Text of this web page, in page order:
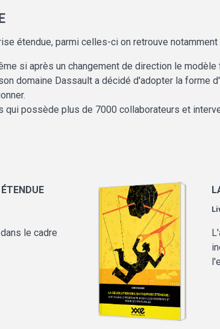
étendue, parmi celles-ci on retrouve notamment
si après un changement de direction le
domaine Dassault a décidé d'adopter la forme
possède plus de 7000 collaborateurs et
le cadre